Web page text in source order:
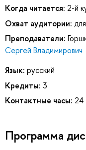
Когда читается: 2-й
Охват аудитории:
Преподаватели:
Сергей Владимирович
Язык: русский
Кредиты: 3
Контактные часы: 24
Программа